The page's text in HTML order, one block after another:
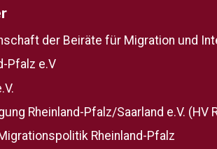
der Beiräte für Migration und
Pfalz e.V
Rheinland-Pfalz/Saarland e.V. (HV
Rheinland-Pfalz